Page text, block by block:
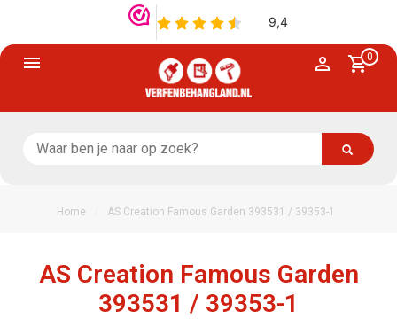
0
Home AS Creation Famous Garden 393531 / 39353-1
AS Creation Famous Garden
393531 / 39353-1